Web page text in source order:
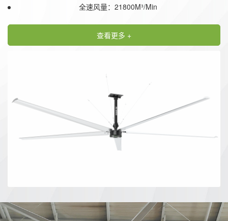
全速风量：21800M³/Min
查看更多 +